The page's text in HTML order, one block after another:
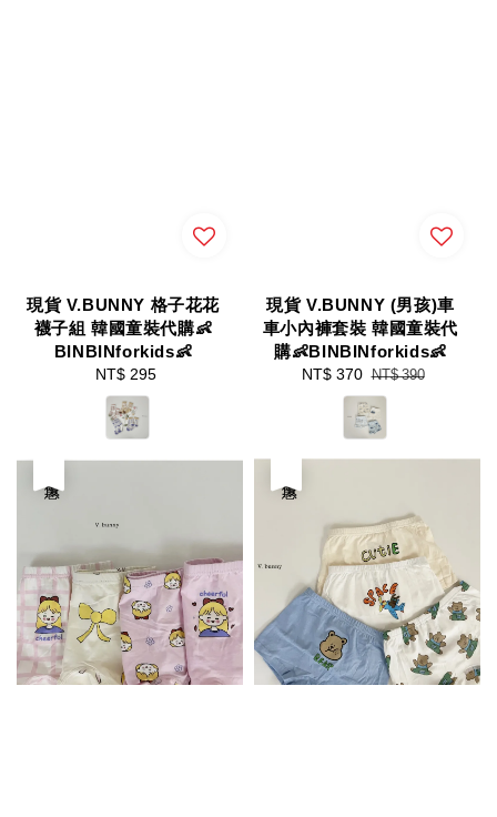
現貨 V.BUNNY 格子花花
襪子組 韓國童裝代購👶
BINBINforkids👶
Regular
price
NT$ 295
現貨 V.BUNNY (男孩)車
車小內褲套裝 韓國童裝代
購👶BINBINforkids👶
Sale
NT$ 370 Regular
price
NT$ 390